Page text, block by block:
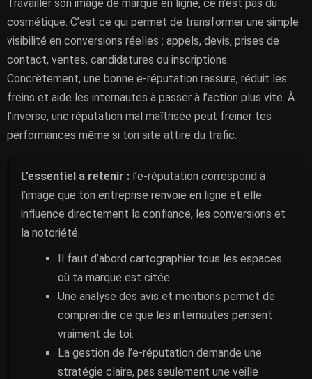
Travailler son image de marque en ligne, ce n’est pas du
cosmétique. C’est ce qui permet de transformer une simple
visibilité en conversions réelles : appels, devis, prises de
contact, ventes, candidatures ou inscriptions.
Concrètement, une bonne e-réputation rassure, réduit les
freins et aide les internautes à passer à l’action plus vite. À
l’inverse, une réputation mal maîtrisée peut freiner tes
performances même si ton site attire du trafic.
L’essentiel a retenir : l’e-réputation correspond à
l’image que ton entreprise renvoie en ligne et elle
influence directement la confiance, les conversions et
la notoriété.
Il faut d’abord cartographier tous les espaces
où ta marque est citée.
Une analyse des avis et mentions permet de
comprendre ce que les internautes pensent
vraiment de toi.
La gestion de l’e-réputation demande une
stratégie claire, pas seulement une veille